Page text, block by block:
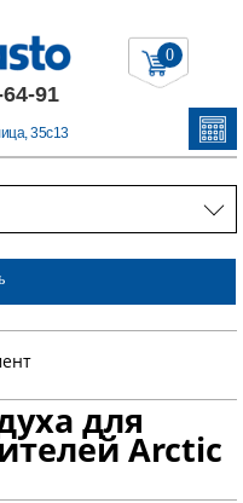
91
35с13
0
для
Arctic